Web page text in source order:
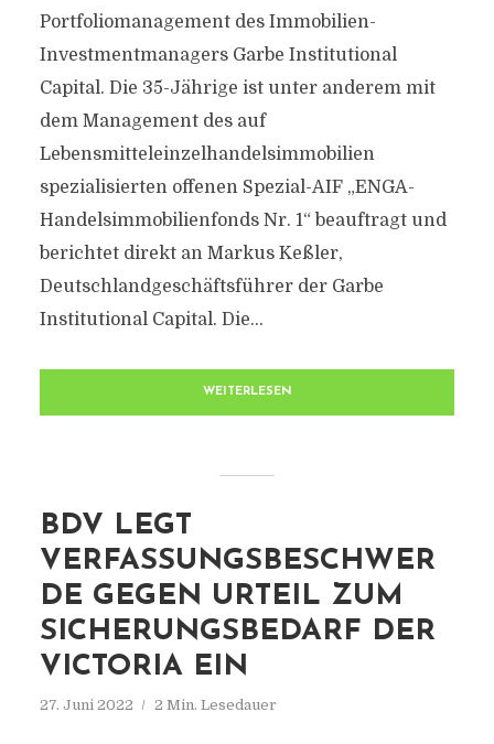
Portfoliomanagement des Immobilien-
Investmentmanagers Garbe Institutional
Capital. Die 35-Jährige ist unter anderem mit
dem Management des auf
Lebensmitteleinzelhandelsimmobilien
spezialisierten offenen Spezial-AIF „ENGA-
Handelsimmobilienfonds Nr. 1“ beauftragt und
berichtet direkt an Markus Keßler,
Deutschlandgeschäftsführer der Garbe
Institutional Capital. Die...
WEITERLESEN
BDV LEGT
VERFASSUNGSBESCHWER
DE GEGEN URTEIL ZUM
SICHERUNGSBEDARF DER
VICTORIA EIN
27. Juni 2022 2 Min. Lesedauer